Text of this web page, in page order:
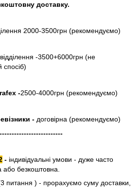
доставку.
2000-3500грн (рекомендуємо)
відділення -3500+6000грн (не
-2500-4000грн (рекомендуємо)
- договірна (рекомендуємо)
- індивідуальні умови - дуже часто
або безкоштовна.
питання ) - прорахуємо суму доставки,